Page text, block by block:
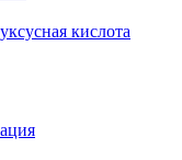
кислота